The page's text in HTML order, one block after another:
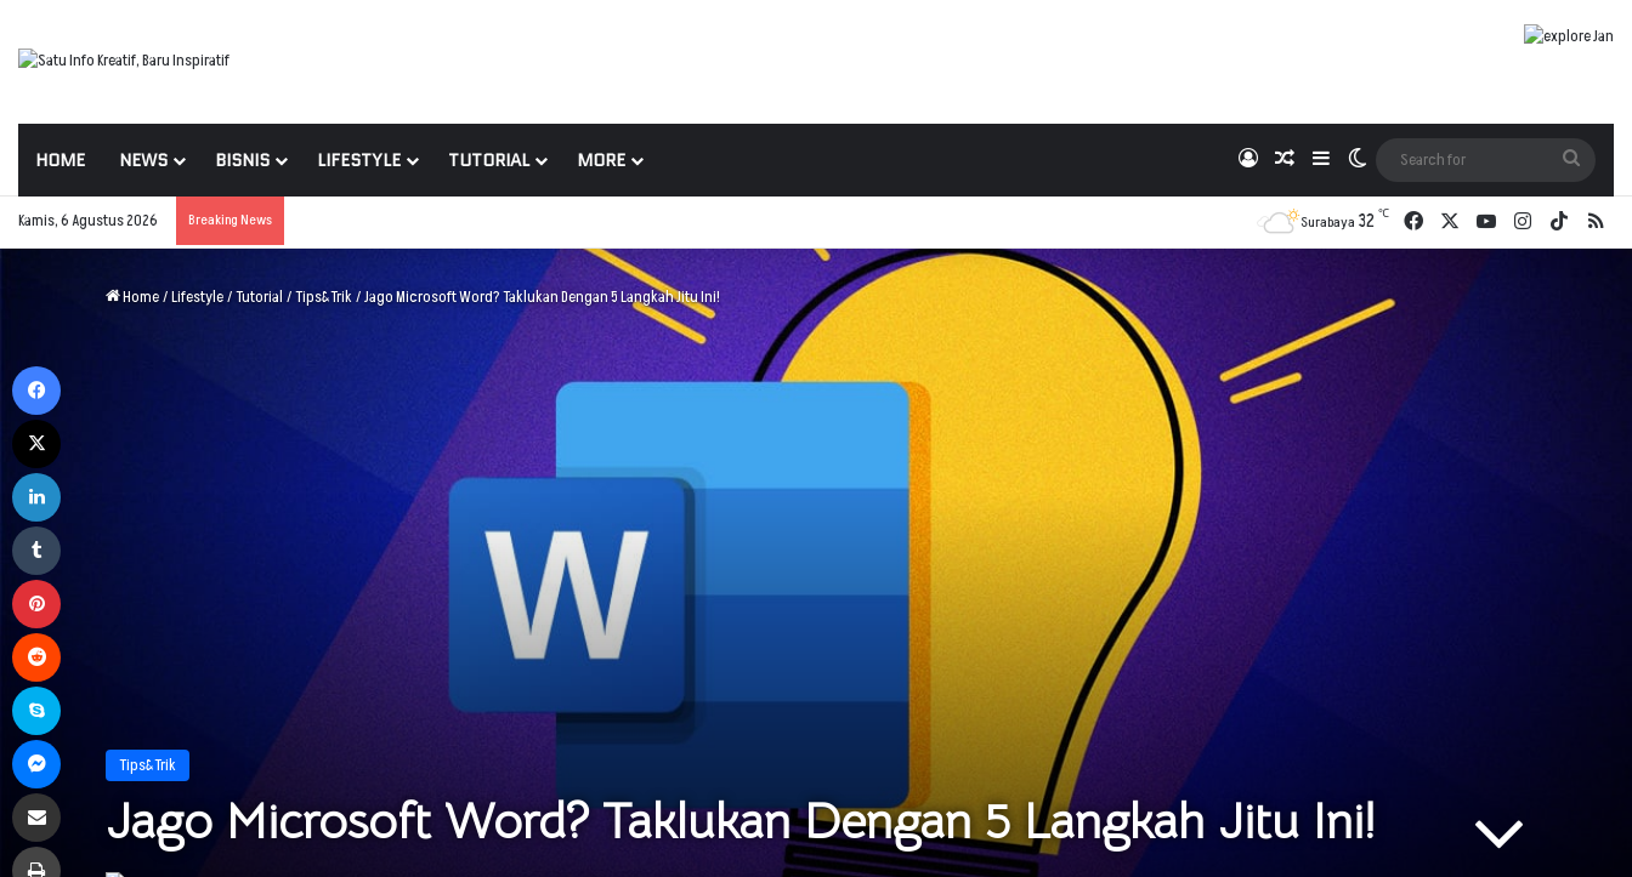
HOME NEWS BISNIS LIFESTYLE TUTORIAL MORE Log InRandom Article
Sidebar Switch skin
Search
for
Kamis, 6 Agustus 2026 Breaking News Surabaya 32 ℃ FacebookYouTubeInstagram
TikTokRSS
Home/Lifestyle/Tutorial /Tips&Trik/Jago Microsoft Word? Taklukan Dengan 5 Langkah Jitu Ini!
Tips&Trik
Jago Microsoft Word? Taklukan Dengan 5 Langkah Jitu Ini!